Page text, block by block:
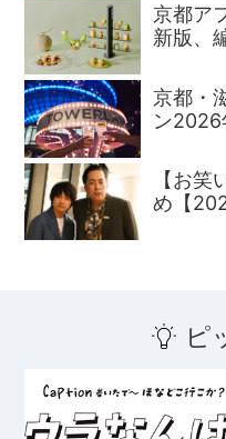
京都ア
新版、
京都・
ン2026
【お
め【
ピ